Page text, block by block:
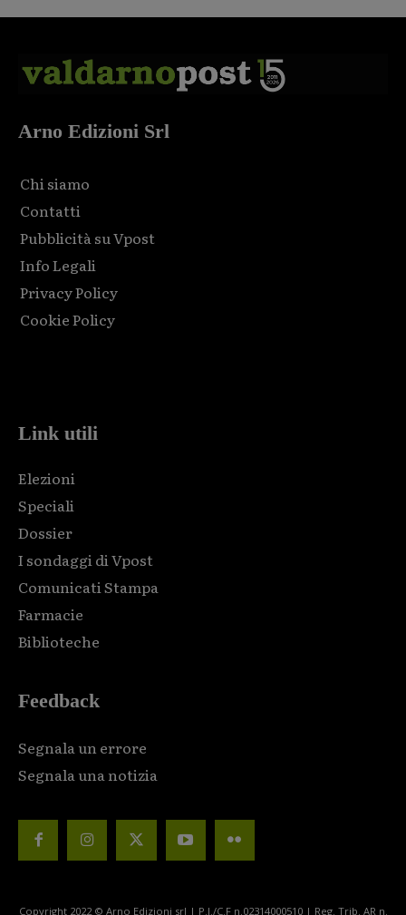
Arno Edizioni Srl
Chi siamo
Contatti
Pubblicità su Vpost
Info Legali
Privacy Policy
Cookie Policy
Link utili
Elezioni
Speciali
Dossier
I sondaggi di Vpost
Comunicati Stampa
Farmacie
Biblioteche
Feedback
Segnala un errore
Segnala una notizia
Copyright 2022 © Arno Edizioni srl | P.I./C.F n.02314000510 | Reg. Trib. AR n.